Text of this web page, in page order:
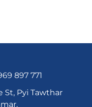
897 771
St, Pyi Tawthar